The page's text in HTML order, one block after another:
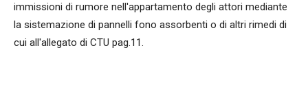
immissioni di rumore nell'appartamento degli attori mediante
la sistemazione di pannelli fono assorbenti o di altri rimedi di
cui all'allegato di CTU pag.11.